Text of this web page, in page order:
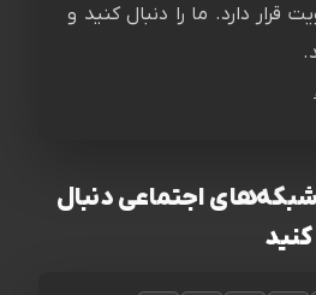
قرار دارد. ما را دنبال کنید و
شبکه‌های اجتماعی دنبال
کنید